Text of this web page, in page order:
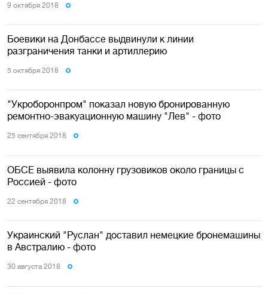
9 октября 2018
Боевики на Донбассе выдвинули к линии
разграничения танки и артиллерию
5 октября 2018
"Укроборонпром" показал новую бронированную
ремонтно-эвакуационную машину "Лев" - фото
25 сентября 2018
ОБСЕ выявила колонну грузовиков около границы с
Россией - фото
22 сентября 2018
Украинский "Руслан" доставил немецкие бронемашины
в Австралию - фото
30 августа 2018